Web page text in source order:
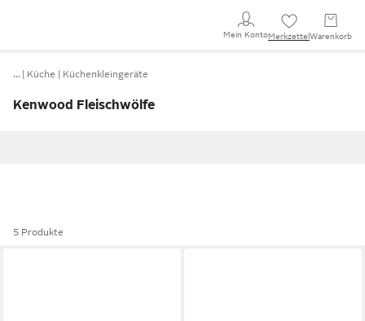
Mein KontoMerkzettel Warenkorb
… Küche Küchenkleingeräte
Kenwood Fleischwölfe
5 Produkte